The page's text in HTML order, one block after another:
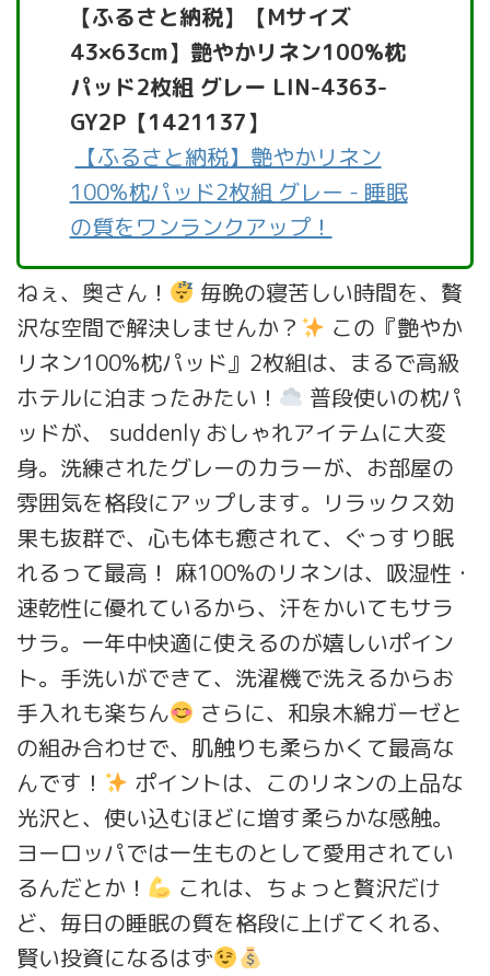
【ふるさと納税】【Mサイズ
43×63cm】艶やかリネン100%枕
パッド2枚組 グレー LIN-4363-
GY2P【1421137】
【ふるさと納税】艶やかリネン
100%枕パッド2枚組 グレー - 睡眠
の質をワンランクアップ！
ねぇ、奥さん！
毎晩の寝苦しい時間を、贅
沢な空間で解決しませんか？
この『艶やか
リネン100%枕パッド』2枚組は、まるで高級
ホテルに泊まったみたい！
普段使いの枕パ
ッドが、 suddenly おしゃれアイテムに大変
身。洗練されたグレーのカラーが、お部屋の
雰囲気を格段にアップします。リラックス効
果も抜群で、心も体も癒されて、ぐっすり眠
れるって最高！ 麻100%のリネンは、吸湿性・
速乾性に優れているから、汗をかいてもサラ
サラ。一年中快適に使えるのが嬉しいポイン
ト。手洗いができて、洗濯機で洗えるからお
手入れも楽ちん
さらに、和泉木綿ガーゼと
の組み合わせで、肌触りも柔らかくて最高な
んです！
ポイントは、このリネンの上品な
光沢と、使い込むほどに増す柔らかな感触。
ヨーロッパでは一生ものとして愛用されてい
るんだとか！
これは、ちょっと贅沢だけ
ど、毎日の睡眠の質を格段に上げてくれる、
賢い投資になるはず